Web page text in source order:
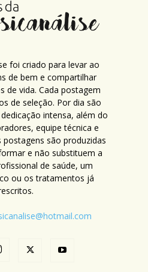
foi criado para levar ao
de bem e compartilhar
de vida. Cada postagem
de seleção. Por dia são
intensa, além do
equipe técnica e
postagens são produzidas
e não substituem a
de saúde, um
ou os tratamentos já